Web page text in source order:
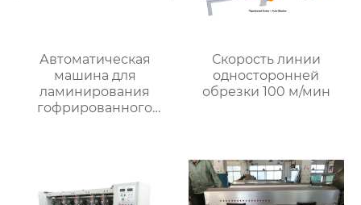
Автоматическая
машина для
ламинирования
гофрированного
Скорость линии
односторонней
обрезки 100 м/мин